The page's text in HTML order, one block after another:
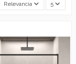
Relevancia 5